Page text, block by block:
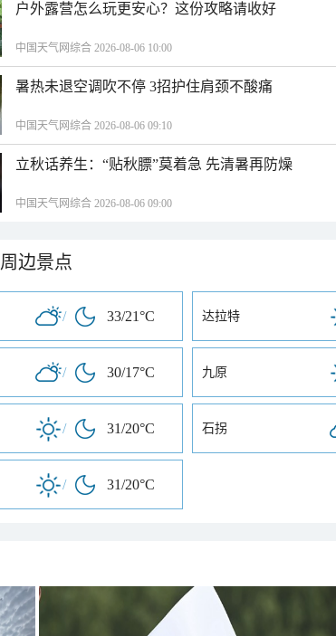
户外露营怎么玩更安心？这份攻略请收好
中国天气网综合 2026-08-06 10:00
暑热未退空调吹不停 3招护住肩颈不酸痛
中国天气网综合 2026-08-06 09:10
立秋话养生：“贴秋膘”莫着急 先清暑再防燥
中国天气网综合 2026-08-06 09:00
周边景点
/ 33/21°C 达拉特
/ 30/17°C 九原
/ 31/20°C 石拐
/ 31/20°C